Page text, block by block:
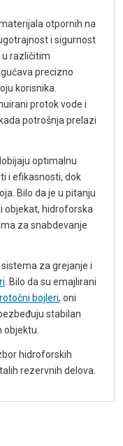
otpornih na
i sigurnost
u različitim
precizno
korisnika.
protok vode i
potrošnja prelazi
optimalnu
i efikasnosti, dok
Bilo da je u pitanju
objekat, hidroforska
za snabdevanje
za grejanje i
. Bilo da su emajlirani
bojleri, oni
stabilan
objektu.
hidroforskih
rezervnih delova.